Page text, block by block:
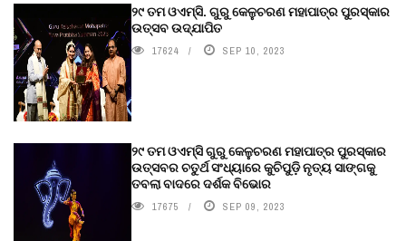
୨୯ ତମ ଓଏମ୍‌ସି. ଗୁରୁ କେଳୁଚରଣ ମହାପାତ୍ର ପୁରସ୍କାର
ଉତ୍ସବ ଉଦ୍‍ଯାପିତ
17624 SEP 10, 2023
୨୯ ତମ ଓଏମ୍‌ସି ଗୁରୁ କେଳୁଚରଣ ମହାପାତ୍ର ପୁରସ୍କାର
ଉତ୍ସବର ଚତୁର୍ଥ ସଂଧ୍ୟାରେ କୁଚିପୁଡ଼ି ନୃତ୍ୟ ସାଙ୍ଗକୁ
ତବଲା ବାଦରେ ଦର୍ଶକ ବିଭୋର
17675 SEP 09, 2023